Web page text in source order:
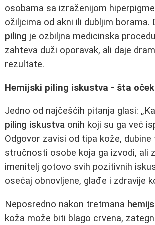
osobama sa izraženijom
ožiljcima od akni ili dubljim borama.
piling je ozbiljna medicinska
zahteva duži oporavak, ali daje
rezultate.
Hemijski piling iskustva - šta
Jedno od najčešćih pitanja glasi:
piling iskustva onih koji su ga već
Odgovor zavisi od tipa kože,
stručnosti osobe koja ga izvodi, ali
imenitelj gotovo svih pozitivnih
osećaj obnovljene, glađe i zdravije
Neposredno nakon tretmana
koža može biti blago crvena,